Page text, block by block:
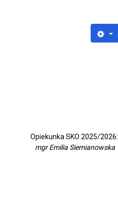
Opiekunka SKO 2025/2026:
mgr Emilia Siemianowska